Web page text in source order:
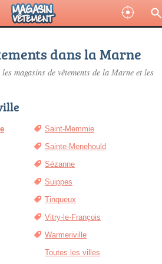
dans la Marne
magasins de vêtements de la Marne et les
Saint-Memmie
Sainte-Menehould
Sézanne
Suippes
Tinqueux
Vitry-le-François
Warmeriville
Toutes les villes